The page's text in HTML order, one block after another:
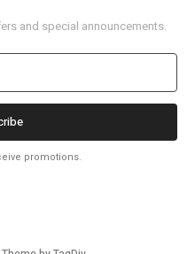
and special announcements.
promotions.